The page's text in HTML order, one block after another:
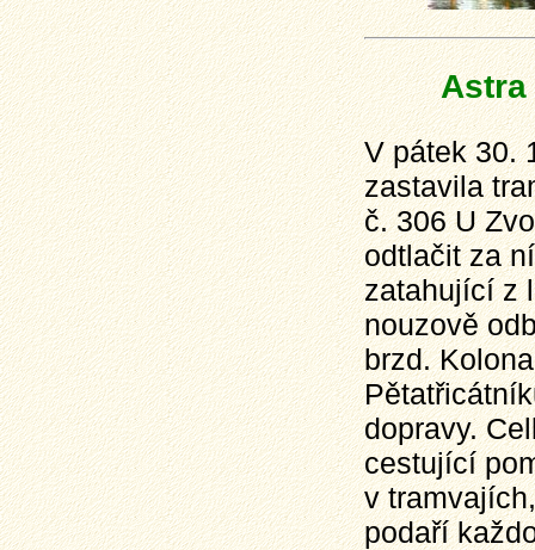
Astra
V pátek 30.
zastavila
č. 306 U
odtlačit za
zatahující z
nouzově
brzd.
dopravy.
cestující
v
podaří